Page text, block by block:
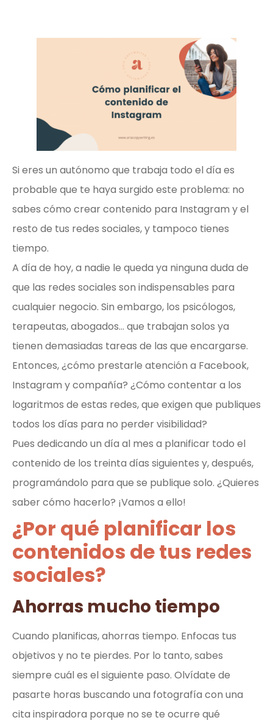
Si eres un autónomo que trabaja todo el día es
probable que te haya surgido este problema: no
sabes cómo crear contenido para Instagram y el
resto de tus redes sociales, y tampoco tienes
tiempo.
A día de hoy, a nadie le queda ya ninguna duda de
que las redes sociales son indispensables para
cualquier negocio. Sin embargo, los psicólogos,
terapeutas, abogados… que trabajan solos ya
tienen demasiadas tareas de las que encargarse.
Entonces, ¿cómo prestarle atención a Facebook,
Instagram y compañía? ¿Cómo contentar a los
logaritmos de estas redes, que exigen que publiques
todos los días para no perder visibilidad?
Pues dedicando un día al mes a planificar todo el
contenido de los treinta días siguientes y, después,
programándolo para que se publique solo. ¿Quieres
saber cómo hacerlo? ¡Vamos a ello!
¿Por qué planificar los
contenidos de tus redes
sociales?
Ahorras mucho tiempo
Cuando planificas, ahorras tiempo. Enfocas tus
objetivos y no te pierdes. Por lo tanto, sabes
siempre cuál es el siguiente paso. Olvídate de
pasarte horas buscando una fotografía con una
cita inspiradora porque no se te ocurre qué